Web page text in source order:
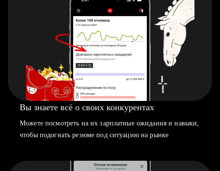
Вы знаете всё о своих конкурентах
Можете посмотреть на их зарплатные ожидания и навыки,
чтобы подогнать резюме под ситуацию на рынке